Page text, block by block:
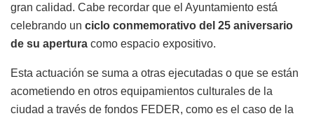
gran calidad. Cabe recordar que el Ayuntamiento está
celebrando un ciclo conmemorativo del 25 aniversario
de su apertura como espacio expositivo.
Esta actuación se suma a otras ejecutadas o que se están
acometiendo en otros equipamientos culturales de la
ciudad a través de fondos FEDER, como es el caso de la